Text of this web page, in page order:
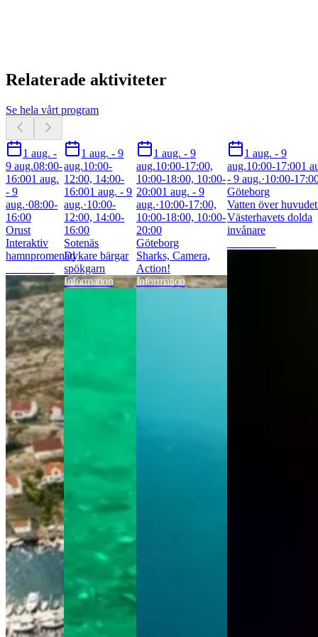
Relaterade aktiviteter
Se hela vårt program
1 aug. -
9 aug.08:00-
16:001 aug.
- 9
aug.·08:00-
16:00
Orust
Interaktiv
hamnpromenad
1 aug. - 9
aug.10:00-
12:00, 14:00-
16:001 aug. - 9
aug.·10:00-
12:00, 14:00-
16:00
Sotenäs
Dykare bärgar
spökgarn
Information
1 aug. - 9
aug.10:00-17:00,
10:00-18:00, 10:00-
20:001 aug. - 9
aug.·10:00-17:00,
10:00-18:00, 10:00-
20:00
Göteborg
Sharks, Camera,
Action!
Information
1 aug. - 9
aug.10:00-17:001
- 9 aug.·10:00-
Göteborg
Vatten över
Västerhavets dolda
invånare